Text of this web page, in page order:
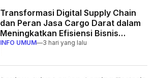
Transformasi Digital Supply Chain
dan Peran Jasa Cargo Darat dalam
Meningkatkan Efisiensi Bisnis
Indonesia
INFO UMUM—3 hari yang lalu